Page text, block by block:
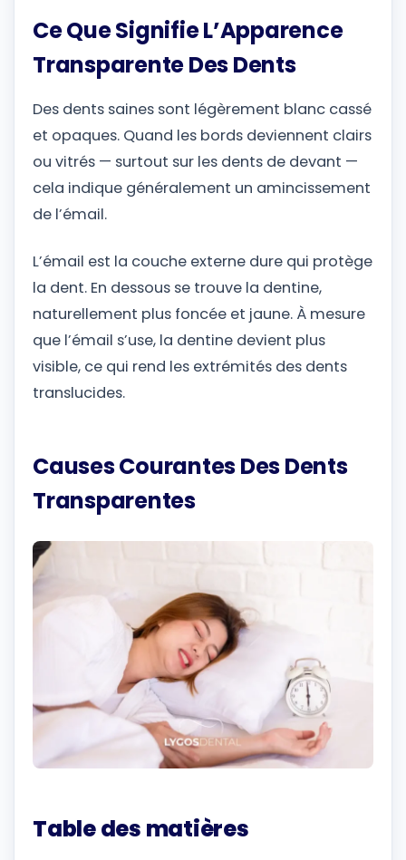
Ce Que Signifie L’Apparence
Transparente Des Dents
Des dents saines sont légèrement blanc cassé
et opaques. Quand les bords deviennent clairs
ou vitrés — surtout sur les dents de devant —
cela indique généralement un amincissement
de l’émail.
L’émail est la couche externe dure qui protège
la dent. En dessous se trouve la dentine,
naturellement plus foncée et jaune. À mesure
que l’émail s’use, la dentine devient plus
visible, ce qui rend les extrémités des dents
translucides.
Causes Courantes Des Dents
Transparentes
Table des matières